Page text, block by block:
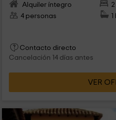
Alquiler íntegro
4 personas
Contacto directo
Cancelación 14 días antes
VER